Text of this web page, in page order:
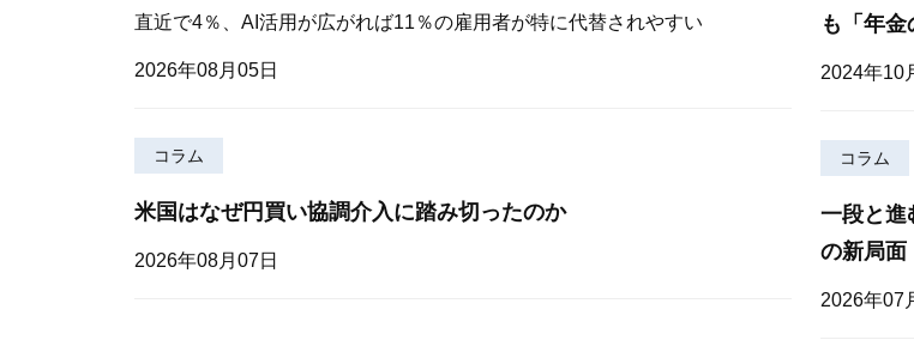
直近で4％、AI活用が広がれば11％の雇用者が特に代替されやすい
2026年08月05日
コラム
米国はなぜ円買い協調介入に踏み切ったのか
2026年08月07日
も「年金
2024年10
コラム
一段と進
の新局面
2026年07